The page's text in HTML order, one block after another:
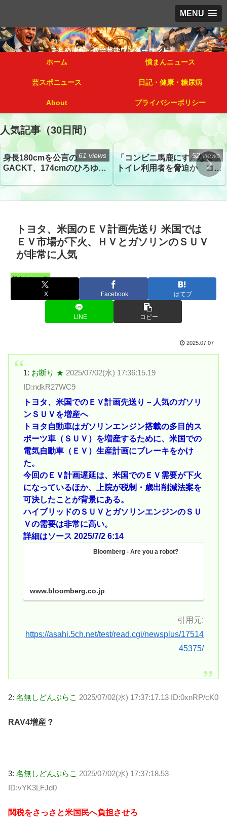
MENU
ホーム 憤まんニュース
芸スポニュース 日記・健康・糖尿病
About プライバシーポリシー
人気記事（30日間）
身長180cmを公言の
GACKT、174cmのひろゆき
トざわつき イベントでの写
真が話題
61 views
「コンビニ馬鹿にすんなよ」
トイレ利用者を脅迫か コン
52 views
トヨタ、米国のＥＶ計画先送り 米国では
ＥＶ市場が下火、ＨＶとガソリンのＳＵＶ
が非常に人気
憤まんニュース
X Facebook はてブ
LINE コピー
2025.07.07
1: お断り ★ 2025/07/02(水) 17:36:15.19
ID:ndkR27WC9
トヨタ、米国でのＥＶ計画先送り－人気のガソリ
ンＳＵＶを増産へ
トヨタ自動車はガソリンエンジン搭載の多目的ス
ポーツ車（ＳＵＶ）を増産するために、米国での
電気自動車（ＥＶ）生産計画にブレーキをかけ
た。
今回のＥＶ計画遅延は、米国でのＥＶ需要が下火
になっているほか、上院が税制・歳出削減法案を
可決したことが背景にある。
ハイブリッドのＳＵＶとガソリンエンジンのＳＵ
Ｖの需要は非常に高い。
詳細はソース 2025/7/2 6:14
Bloomberg - Are you a robot?
www.bloomberg.co.jp
引用元:
https://asahi.5ch.net/test/read.cgi/newsplus/17514
45375/
2: 名無しどんぶらこ 2025/07/02(水) 17:37:17.13 ID:0xnRP/cK0
RAV4増産？
3: 名無しどんぶらこ 2025/07/02(水) 17:37:18.53
ID:vYK3LFJd0
関税をさっさと米国民へ負担させろ